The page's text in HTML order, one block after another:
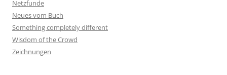
Netzfunde
Neues vom Buch
Something completely different
Wisdom of the Crowd
Zeichnungen